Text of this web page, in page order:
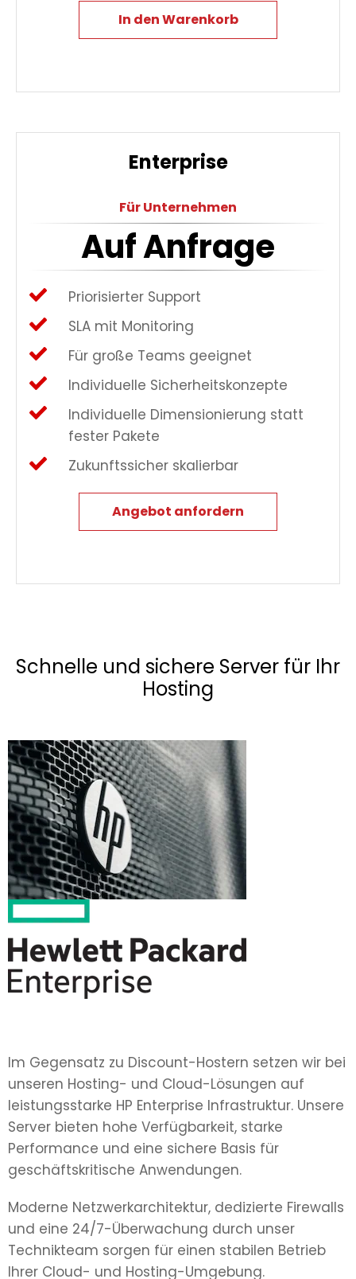
In den Warenkorb
Enterprise
Für Unternehmen
Auf Anfrage
Priorisierter Support
SLA mit Monitoring
Für große Teams geeignet
Individuelle Sicherheitskonzepte
Individuelle Dimensionierung statt
fester Pakete
Zukunftssicher skalierbar
Angebot anfordern
Schnelle und sichere Server für Ihr
Hosting
Im Gegensatz zu Discount-Hostern setzen wir bei
unseren Hosting- und Cloud-Lösungen auf
leistungsstarke HP Enterprise Infrastruktur. Unsere
Server bieten hohe Verfügbarkeit, starke
Performance und eine sichere Basis für
geschäftskritische Anwendungen.
Moderne Netzwerkarchitektur, dedizierte Firewalls
und eine 24/7-Überwachung durch unser
Technikteam sorgen für einen stabilen Betrieb
Ihrer Cloud- und Hosting-Umgebung.